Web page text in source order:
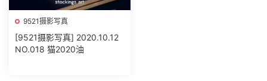
9521摄影写真
[9521摄影写真] 2020.10.12
NO.018 猫2020油